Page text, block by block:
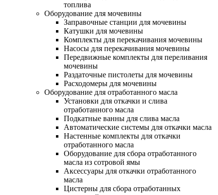
топлива
Оборудование для мочевины
Заправочные станции для мочевины
Катушки для мочевины
Комплекты для перекачивания мочевины
Насосы для перекачивания мочевины
Передвижные комплекты для переливания
мочевины
Раздаточные пистолеты для мочевины
Расходомеры для мочевины
Оборудование для отработанного масла
Установки для откачки и слива
отработанного масла
Подкатные ванны для слива масла
Автоматические системы для откачки масла
Настенные комплекты для откачки
отработанного масла
Оборудование для сбора отработанного
масла из сотровой ямы
Аксессуары для откачки отработанного
масла
Цистерны для сбора отработанных